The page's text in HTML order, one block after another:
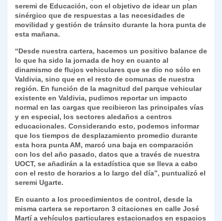
seremi de Educación, con el objetivo de idear un plan
sinérgico que de respuestas a las necesidades de
movilidad y gestión de tránsito durante la hora punta de
esta mañana.
“Desde nuestra cartera, hacemos un positivo balance de
lo que ha sido la jornada de hoy en cuanto al
dinamismo de flujos vehiculares que se dio no sólo en
Valdivia, sino que en el resto de comunas de nuestra
región. En función de la magnitud del parque vehicular
existente en Valdivia, pudimos reportar un impacto
normal en las cargas que recibieron las principales vías
y en especial, los sectores aledaños a centros
educacionales. Considerando esto, podemos informar
que los tiempos de desplazamiento promedio durante
esta hora punta AM, marcó una baja en comparación
con los del año pasado, datos que a través de nuestra
UOCT, se añadirán a la estadística que se lleva a cabo
con el resto de horarios a lo largo del día”, puntualizó el
seremi Ugarte.
En cuanto a los procedimientos de control, desde la
misma cartera se reportaron 3 citaciones en calle José
Martí a vehículos particulares estacionados en espacios